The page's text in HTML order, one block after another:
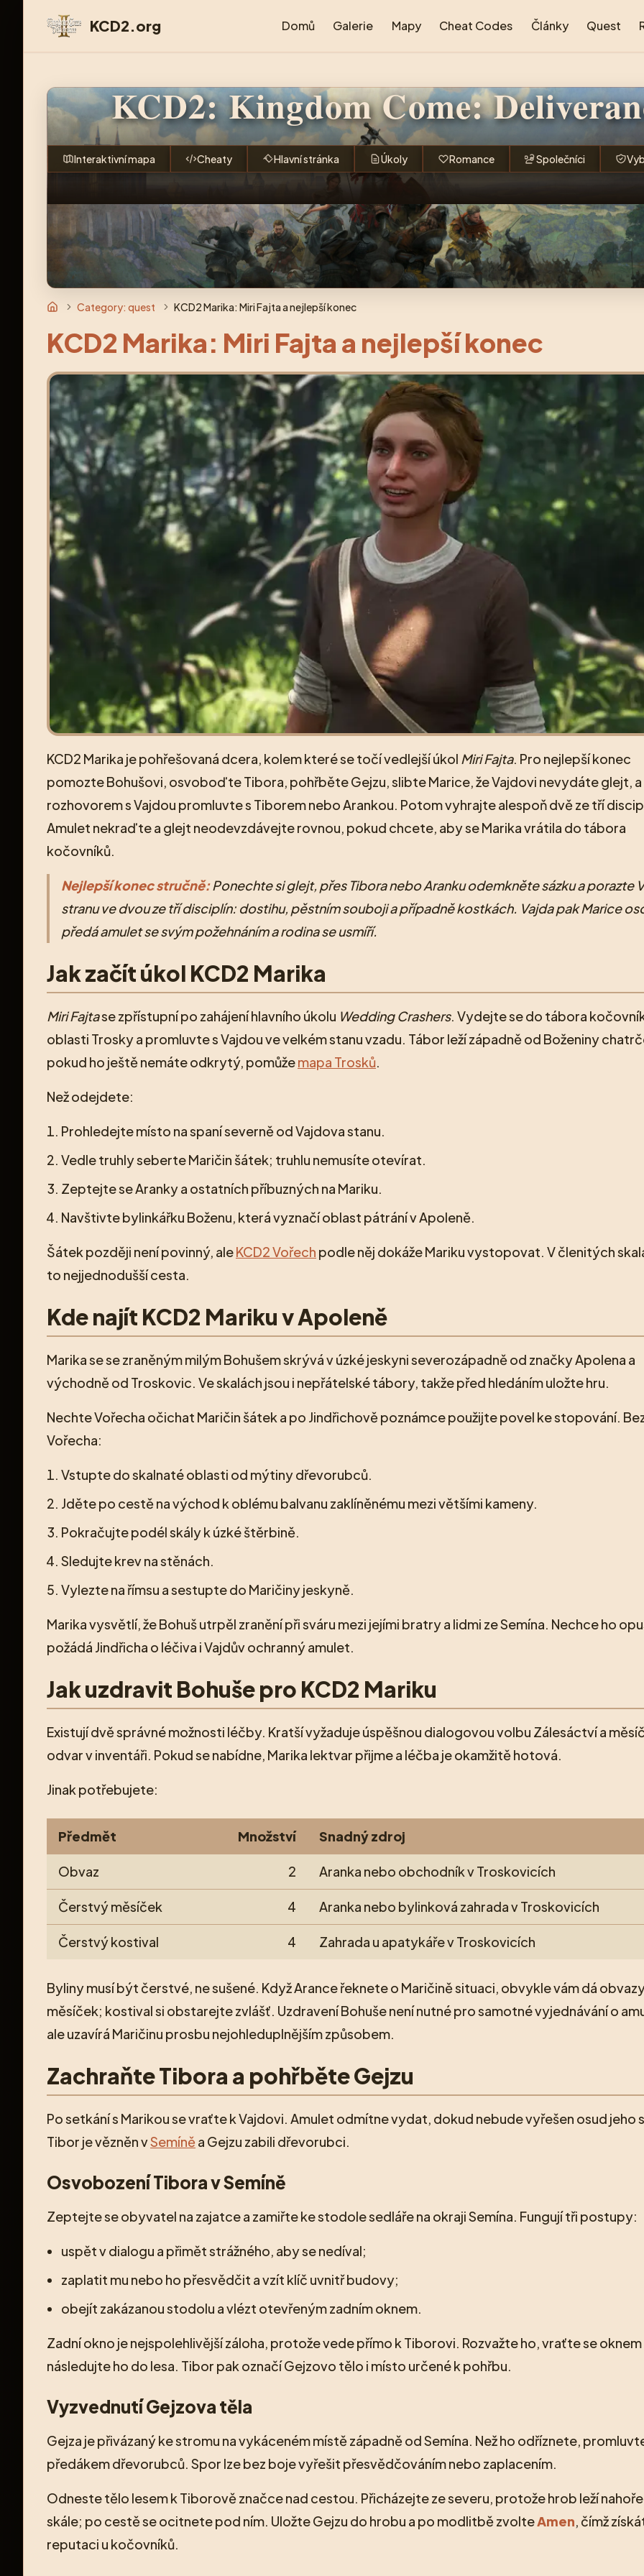
KCD2.org Domů Galerie Mapy Cheat Codes Články Quest
KCD2: Kingdom Come:
Interaktivní mapa Cheaty Hlavní stránka Úkoly Romance Společníci
Category: quest KCD2 Marika: Miri Fajta a nejlepší konec
KCD2 Marika: Miri Fajta a nejlepší konec
KCD2 Marika je pohřešovaná dcera, kolem které se točí vedlejší úkol Miri Fajta. Pro nejlepší konec
pomozte Bohušovi, osvoboďte Tibora, pohřběte Gejzu, slibte Marice, že Vajdovi nevydáte glejt,
rozhovorem s Vajdou promluvte s Tiborem nebo Arankou. Potom vyhrajte alespoň dvě ze tří
Amulet nekraďte a glejt neodevzdávejte rovnou, pokud chcete, aby se Marika vrátila do tábora
kočovníků.
Nejlepší konec stručně:Ponechte si glejt, přes Tibora nebo Aranku odemkněte sázku a porazte
stranu ve dvou ze tří disciplín: dostihu, pěstním souboji a případně kostkách. Vajda pak Marice
předá amulet se svým požehnáním a rodina se usmíří.
Jak začít úkol KCD2 Marika
Miri Fajtase zpřístupní po zahájení hlavního úkolu Wedding Crashers. Vydejte se do tábora
oblasti Trosky a promluvte s Vajdou ve velkém stanu vzadu. Tábor leží západně od Boženiny
pokud ho ještě nemáte odkrytý, pomůžemapa Trosků.
Než odejdete:
Prohledejte místo na spaní severně od Vajdova stanu.
Vedle truhly seberte Maričin šátek; truhlu nemusíte otevírat.
Zeptejte se Aranky a ostatních příbuzných na Mariku.
Navštivte bylinkářku Boženu, která vyznačí oblast pátrání v Apoleně.
Šátek později není povinný, aleKCD2 Vořech podle něj dokáže Mariku vystopovat. V členitých
to nejjednodušší cesta.
Kde najít KCD2 Mariku v Apoleně
Marika se se zraněným milým Bohušem skrývá v úzké jeskyni severozápadně od značky Apolena a
východně od Troskovic. Ve skalách jsou i nepřátelské tábory, takže před hledáním uložte hru.
Nechte Vořecha očichat Maričin šátek a po Jindřichově poznámce použijte povel ke stopování.
Vořecha:
Vstupte do skalnaté oblasti od mýtiny dřevorubců.
Jděte po cestě na východ k oblému balvanu zaklíněnému mezi většími kameny.
Pokračujte podél skály k úzké štěrbině.
Sledujte krev na stěnách.
Vylezte na římsu a sestupte do Maričiny jeskyně.
Marika vysvětlí, že Bohuš utrpěl zranění při sváru mezi jejími bratry a lidmi ze Semína. Nechce ho
požádá Jindřicha o léčiva i Vajdův ochranný amulet.
Jak uzdravit Bohuše pro KCD2 Mariku
Existují dvě správné možnosti léčby. Kratší vyžaduje úspěšnou dialogovou volbu Zálesáctví a
odvar v inventáři. Pokud se nabídne, Marika lektvar přijme a léčba je okamžitě hotová.
Jinak potřebujete:
Předmět Množství Snadný zdroj
Obvaz 2 Aranka nebo obchodník v Troskovicích
Čerstvý měsíček 4 Aranka nebo bylinková zahrada v Troskovicích
Čerstvý kostival 4 Zahrada u apatykáře v Troskovicích
Byliny musí být čerstvé, ne sušené. Když Arance řeknete o Maričině situaci, obvykle vám dá
měsíček; kostival si obstarejte zvlášť. Uzdravení Bohuše není nutné pro samotné vyjednávání o
ale uzavírá Maričinu prosbu nejohleduplnějším způsobem.
Zachraňte Tibora a pohřběte Gejzu
Po setkání s Marikou se vraťte k Vajdovi. Amulet odmítne vydat, dokud nebude vyřešen osud jeho
Tibor je vězněn vSemíně a Gejzu zabili dřevorubci.
Osvobození Tibora v Semíně
Zeptejte se obyvatel na zajatce a zamiřte ke stodole sedláře na okraji Semína. Fungují tři postupy:
uspět v dialogu a přimět strážného, aby se nedíval;
zaplatit mu nebo ho přesvědčit a vzít klíč uvnitř budovy;
obejít zakázanou stodolu a vlézt otevřeným zadním oknem.
Zadní okno je nejspolehlivější záloha, protože vede přímo k Tiborovi. Rozvažte ho, vraťte se oknem
následujte ho do lesa. Tibor pak označí Gejzovo tělo i místo určené k pohřbu.
Vyzvednutí Gejzova těla
Gejza je přivázaný ke stromu na vykáceném místě západně od Semína. Než ho odříznete,
předákem dřevorubců. Spor lze bez boje vyřešit přesvědčováním nebo zaplacením.
Odneste tělo lesem k Tiborově značce nad cestou. Přicházejte ze severu, protože hrob leží nahoře
skále; po cestě se ocitnete pod ním. Uložte Gejzu do hrobu a po modlitbě zvolteAmen, čímž
reputaci u kočovníků.